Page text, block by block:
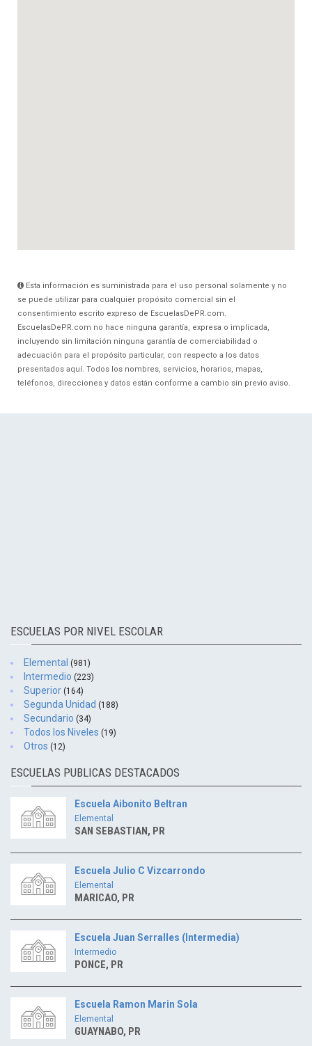
Esta información es suministrada para el uso personal solamente y no
se puede utilizar para cualquier propósito comercial sin el
consentimiento escrito expreso de EscuelasDePR.com.
EscuelasDePR.com no hace ninguna garantía, expresa o implicada,
incluyendo sin limitación ninguna garantía de comerciabilidad o
adecuación para el propósito particular, con respecto a los datos
presentados aquí. Todos los nombres, servicios, horarios, mapas,
teléfonos, direcciones y datos están conforme a cambio sin previo aviso.
ESCUELAS POR NIVEL ESCOLAR
Elemental (981)
Intermedio (223)
Superior (164)
Segunda Unidad (188)
Secundario (34)
Todos los Niveles (19)
Otros (12)
ESCUELAS PUBLICAS DESTACADOS
Escuela Aibonito Beltran
Elemental
SAN SEBASTIAN, PR
Escuela Julio C Vizcarrondo
Elemental
MARICAO, PR
Escuela Juan Serralles (Intermedia)
Intermedio
PONCE, PR
Escuela Ramon Marin Sola
Elemental
GUAYNABO, PR